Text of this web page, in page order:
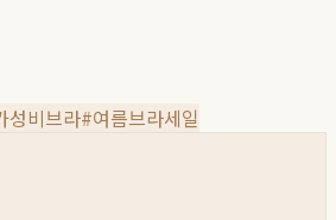
성비브라#여름브라세일